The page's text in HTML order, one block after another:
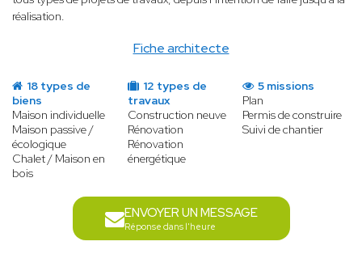
Fiche architecte
réalisation.
18 types de
biens
Maison individuelle
Maison passive /
écologique
Chalet / Maison en
bois
12 types de
travaux
Construction neuve
Rénovation
Rénovation
énergétique
5 missions
Plan
Permis de construire
Suivi de chantier
ENVOYER UN MESSAGE
Réponse dans l'heure